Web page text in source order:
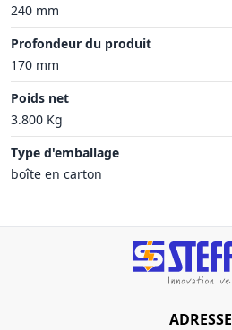
240 mm
Profondeur du produit
170 mm
Poids net
3.800 Kg
Type d'emballage
boîte en carton
ADRESSE